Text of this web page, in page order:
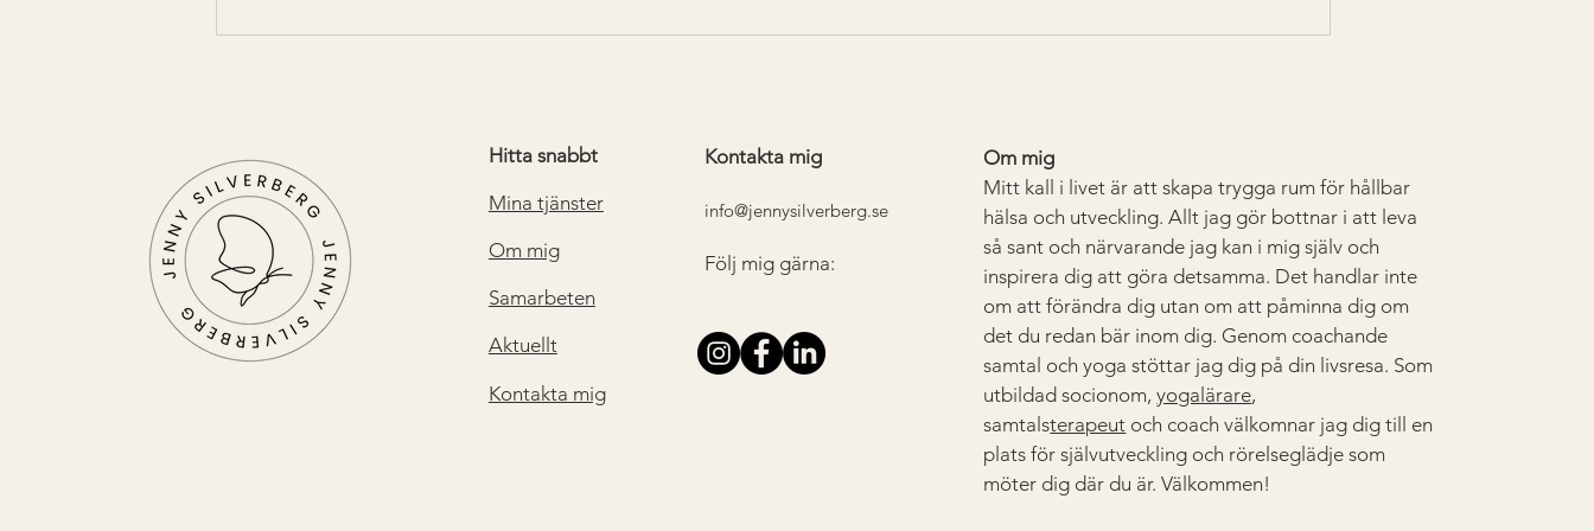
Att bestiga fjälltoppar är ett
Hitta snabbt
Mina tjänster
Om mig
Samarbeten
Aktuellt
Kontakta mig
Kontakta mig
info@jennysilverberg.se
Följ mig gärna:
Om mig
Mitt kall i livet är att skapa trygga rum för hållbar
hälsa och utveckling. Allt jag gör bottnar i att leva
så sant och närvarande jag kan i mig själv och
inspirera dig att göra detsamma. Det handlar inte
om att förändra dig utan om att påminna dig om
det du redan bär inom dig. Genom coachande
samtal och yoga stöttar jag dig på din livsresa. Som
utbildad socionom,yogalärare,
samtalsterapeut och coach välkomnar jag dig till en
plats för självutveckling och rörelseglädje som
möter dig där du är. Välkommen!